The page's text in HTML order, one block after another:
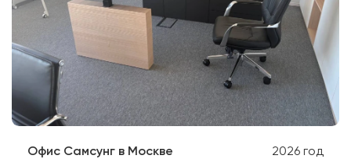
Офис Самсунг в Москве 2026 год